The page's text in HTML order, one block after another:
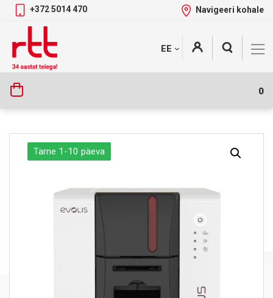
Skip
content
+372 5014 470 Navigeeri kohale
EE
0
Tootekategooriad +
Tarne 1-10 päeva